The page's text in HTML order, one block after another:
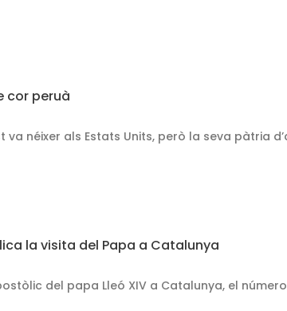
cor peruà
va néixer als Estats Units, però la seva pàtria
la visita del Papa a Catalunya
del papa Lleó XIV a Catalunya, el